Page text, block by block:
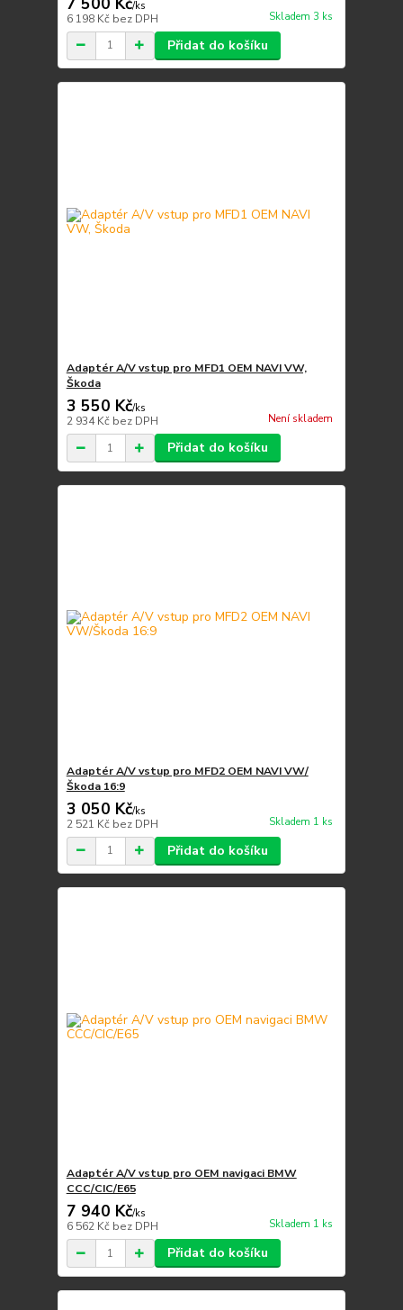
/ks
6 198 Kč bez DPH Skladem 3 ks
Přidat do košíku
Adaptér A/V vstup pro MFD1 OEM NAVI VW,
Škoda
3 550 Kč/ks
2 934 Kč bez DPH Není skladem
Přidat do košíku
Adaptér A/V vstup pro MFD2 OEM NAVI VW/
Škoda 16:9
3 050 Kč/ks
2 521 Kč bez DPH Skladem 1 ks
Přidat do košíku
Adaptér A/V vstup pro OEM navigaci BMW
CCC/CIC/E65
7 940 Kč/ks
6 562 Kč bez DPH Skladem 1 ks
Přidat do košíku